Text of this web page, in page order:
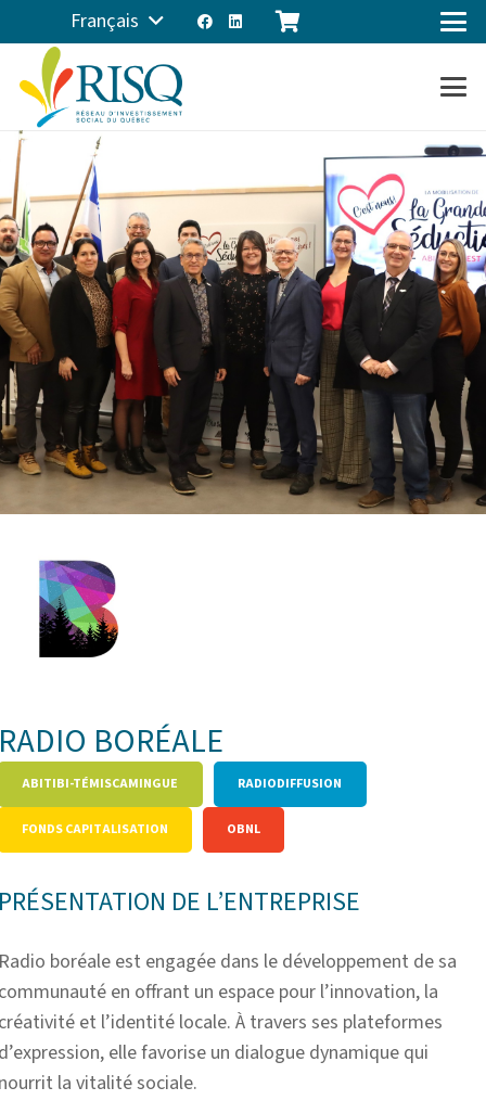
Français
BORÉALE
ABITIBI-TÉMISCAMINGUE RADIODIFFUSION
FONDS CAPITALISATION OBNL
DE L’ENTREPRISE
boréale est engagée dans le développement de sa
en offrant un espace pour l’innovation, la
et l’identité locale. À travers ses plateformes
elle favorise un dialogue dynamique qui
la vitalité sociale.